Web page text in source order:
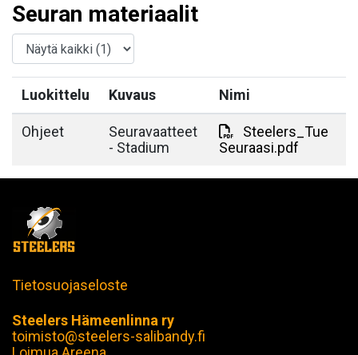
Seuran materiaalit
Luokittelu Kuvaus Nimi
Ohjeet
Seuravaatteet
- Stadium
Steelers_Tue
Seuraasi.pdf
Tietosuojaseloste
Steelers Hämeenlinna ry
toimisto@steelers-salibandy.fi